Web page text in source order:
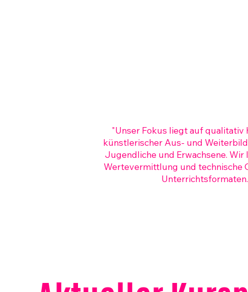
"Unser Fokus liegt auf qualitativ
künstlerischer Aus- und
Jugendliche und Erwachsene.
Wertevermittlung und technische